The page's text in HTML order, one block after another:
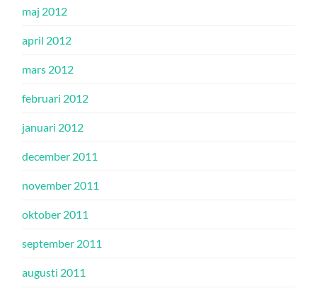
maj 2012
april 2012
mars 2012
februari 2012
januari 2012
december 2011
november 2011
oktober 2011
september 2011
augusti 2011